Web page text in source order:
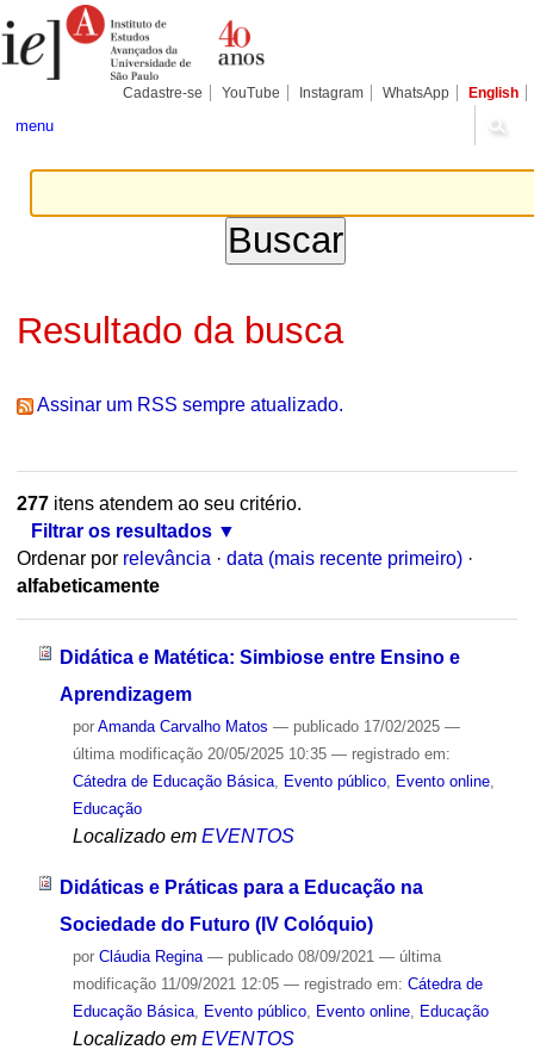
para
conteúdo.
Pessoais
Cadastre-se YouTube Instagram WhatsApp English
menu
Resultado da busca
Assinar um RSS sempre atualizado.
277itens atendem ao seu critério.
Filtrar os resultados
Ordenar por relevância · data (mais recente primeiro) ·
alfabeticamente
Didática e Matética: Simbiose entre Ensino e
Aprendizagem
por Amanda Carvalho Matos — publicado17/02/2025 —
última modificação20/05/2025 10:35 — registrado em:
Cátedra de Educação Básica, Evento público, Evento online,
Educação
Localizado em EVENTOS
Didáticas e Práticas para a Educação na
Sociedade do Futuro (IV Colóquio)
por Cláudia Regina — publicado08/09/2021 — última
modificação11/09/2021 12:05 — registrado em: Cátedra de
Educação Básica, Evento público, Evento online, Educação
Localizado em EVENTOS